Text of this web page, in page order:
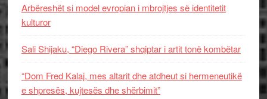
Arbëreshët si model evropian i mbrojtjes së identitetit
kulturor
Sali Shijaku, “Diego Rivera” shqiptar i artit tonë kombëtar
“Dom Fred Kalaj, mes altarit dhe atdheut si hermeneutikë
e shpresës, kujtesës dhe shërbimit”